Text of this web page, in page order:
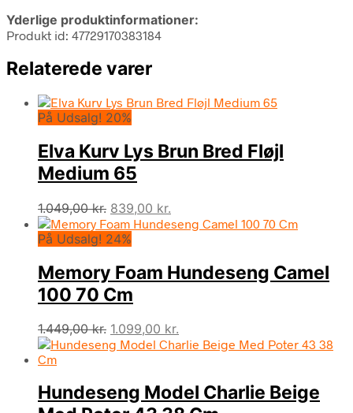
Yderlige produktinformationer:
Produkt id: 47729170383184
Relaterede varer
På Udsalg! 20%
Elva Kurv Lys Brun Bred Fløjl
Medium 65
1.049,00kr. Den
oprindelige
pris
1.049,00 kr..
839,00 kr.
aktuelle
839,00 kr..
På Udsalg! 24%
Memory Foam Hundeseng Camel
100 70 Cm
1.449,00kr. Den
oprindelige
1.449,00 kr..
1.099,00 kr.
aktuelle
1.099,00 kr..
Hundeseng Model Charlie Beige